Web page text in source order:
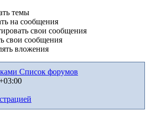
темы
на сообщения
свои сообщения
свои сообщения
вложения
Список форумов